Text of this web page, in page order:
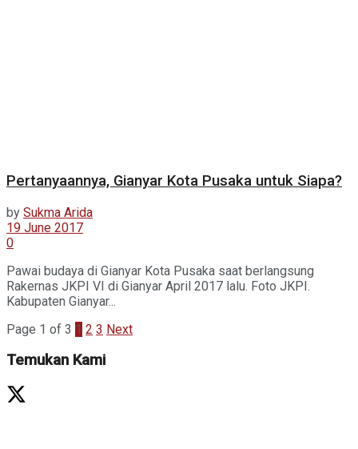
Pertanyaannya, Gianyar Kota Pusaka untuk Siapa?
by Sukma Arida
19 June 2017
0
Pawai budaya di Gianyar Kota Pusaka saat berlangsung
Rakernas JKPI VI di Gianyar April 2017 lalu. Foto JKPI.
Kabupaten Gianyar...
Page 1 of 3 1 2 3 Next
Temukan Kami